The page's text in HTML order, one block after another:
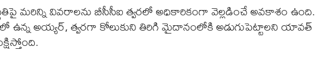
మరిన్ని వివరాలను బీసీసీఐ త్వరలో అధికారికంగా వెల్లడించే అవకాశం ఉంది.
అయ్యర్, త్వరగా కోలుకుని తిరిగి మైదానంలోకి అడుగుపెట్టాలని యావత్